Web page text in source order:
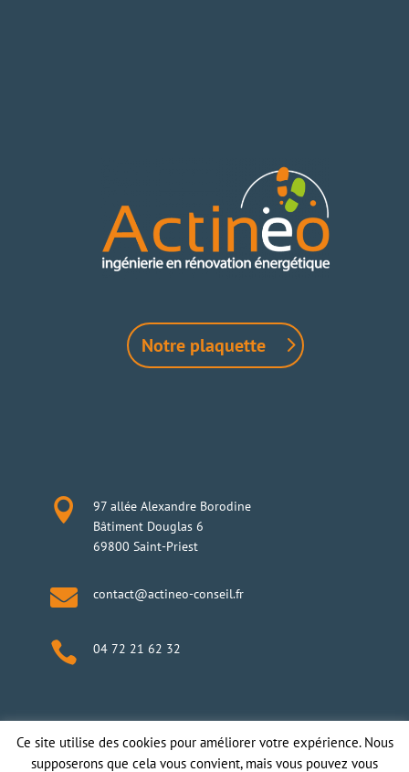
Notre plaquette

97 allée Alexandre Borodine
Bâtiment Douglas 6
69800 Saint-Priest
 contact@actineo-conseil.fr
 04 72 21 62 32
Ce site utilise des cookies pour améliorer votre expérience. Nous
supposerons que cela vous convient, mais vous pouvez vous